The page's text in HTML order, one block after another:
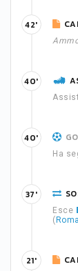
42'
40'
Ha
40'
Esce
(
37'
21'